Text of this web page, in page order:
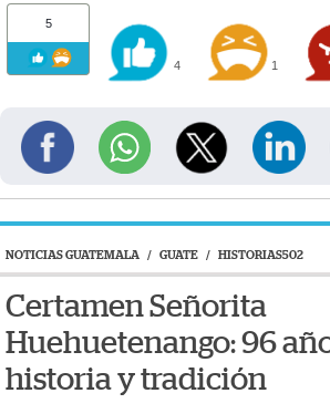
5
4 1
NOTICIAS GUATEMALA / GUATE / HISTORIAS502
Certamen Señorita
Huehuetenango: 96
historia y tradición